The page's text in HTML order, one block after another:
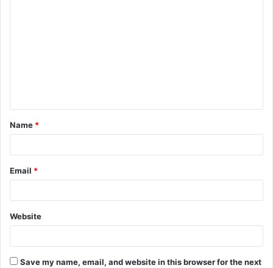
t
*
Name *
Email *
Website
Save my name, email, and website in this browser for the next